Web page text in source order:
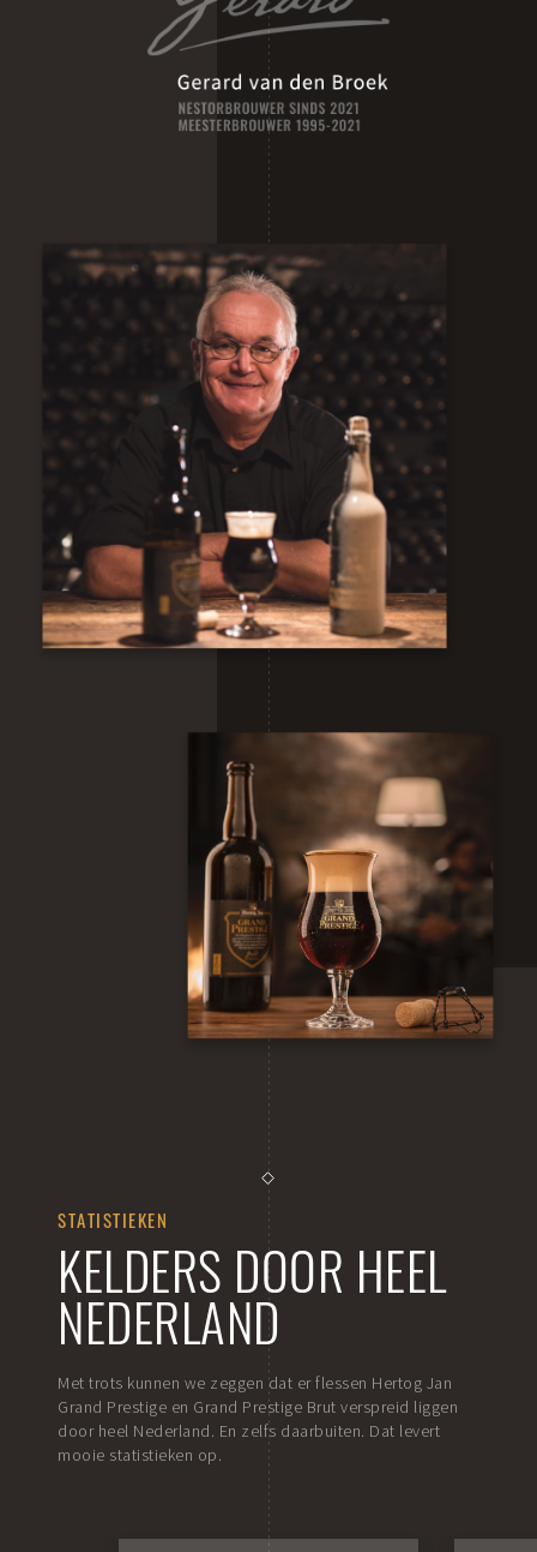
STATISTIEKEN
KELDERS DOOR HEEL
NEDERLAND
Met trots kunnen we zeggen dat er flessen Hertog Jan
Grand Prestige en Grand Prestige Brut verspreid liggen
door heel Nederland. En zelfs daarbuiten. Dat levert
mooie statistieken op.